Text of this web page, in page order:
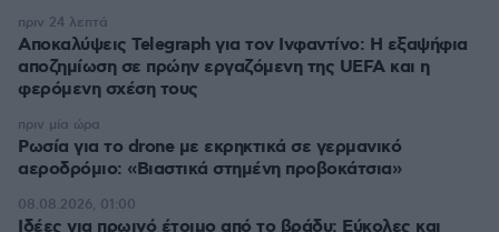
Αποκαλύψεις Telegraph για τον Ινφαντίνο: Η εξαψήφια
αποζημίωση σε πρώην εργαζόμενη της UEFA και η
φερόμενη σχέση τους
πριν 24 λεπτά
Ρωσία για το drone με εκρηκτικά σε γερμανικό
αεροδρόμιο: «Βιαστικά στημένη προβοκάτσια»
πριν μία ώρα
08.08.2026, 01:00